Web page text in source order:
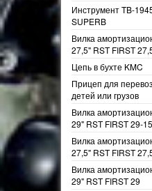
Инструмент TB-
SUPERB
Вилка
27,5" RST FIRST
Цепь в бухте KMC
Прицеп для
детей или грузов
Вилка
29" RST FIRST 29-15
Вилка
27,5" RST FIRST
Вилка
29" RST FIRST 29